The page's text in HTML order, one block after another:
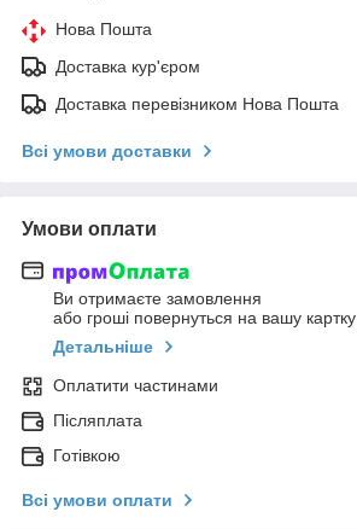
Нова Пошта
Доставка кур'єром
Доставка перевізником Нова Пошта
Всі умови доставки
Умови оплати
Ви отримаєте замовлення
або гроші повернуться на вашу картку
Детальніше
Оплатити частинами
Післяплата
Готівкою
Всі умови оплати